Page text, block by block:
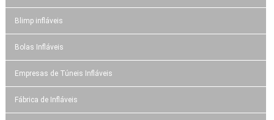
Blimp infláveis
Bolas Infláveis
Empresas de Túneis Infláveis
Fábrica de Infláveis